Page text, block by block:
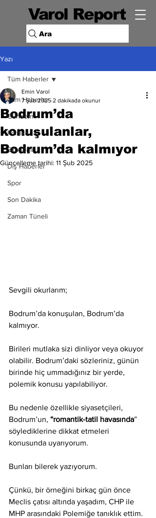
Varol Report
Ara
Yazı
Tüm Haberler
Gündem
Politika
Ekonomi
Dış Haberler
Spor
Son Dakika
Zaman Tüneli
Tüm Haberler
Bodrum’da
konuşulanlar,
Bodrum’da kalmıyor
Emin Varol
7 Şub 2025 2 dakikada okunur
Güncelleme tarihi: 11 Şub 2025
Sevgili okurlarım;
Bodrum’da konuşulan, Bodrum’da
kalmıyor.
Birileri mutlaka sizi dinliyor veya okuyor
olabilir. Bodrum’daki sözleriniz, günün
birinde hiç ummadığınız bir yerde,
polemik konusu yapılabiliyor.
Bu nedenle özellikle siyasetçileri,
Bodrum’un, “romantik-tatil havasında”
söylediklerine dikkat etmeleri
konusunda uyarıyorum.
Bunları bilerek yazıyorum.
Çünkü, bir örneğini birkaç gün önce
Meclis çatısı altında yaşadım, CHP ile
MHP arasındaki Polemiğe tanıklık ettim.